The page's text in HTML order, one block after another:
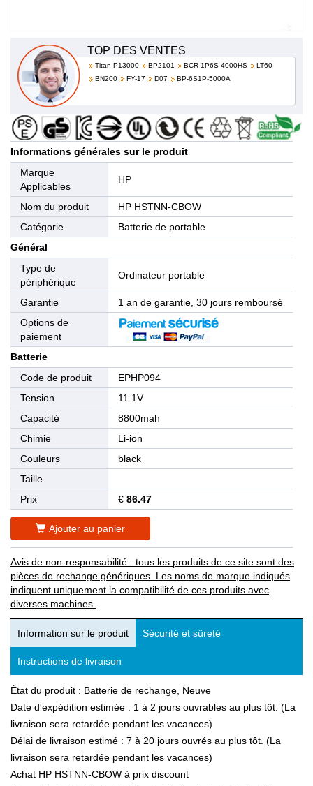
TOP DES VENTES
Titan-P13000 BP2101 BCR-1P6S-4000HS
LT60
BN200
FY-17 D07 BP-6S1P-5000A
Informations générales sur le produit
Marque
Applicables
HP
Nom du produit
HP HSTNN-CBOW
Catégorie
Batterie de portable
Général
Type de
périphérique
Ordinateur portable
Garantie
1 an de garantie, 30 jours remboursé
Options de
paiement
Batterie
Code de produit
EPHP094
Tension
11.1V
Capacité
8800mah
Chimie
Li-ion
Couleurs
black
Taille
Prix
€ 86.47
Ajouter au panier
Avis de non-responsabilité : tous les produits de ce site sont des
pièces de rechange génériques. Les noms de marque indiqués
indiquent uniquement la compatibilité de ces produits avec
diverses machines.
Information sur le produit Sécurité et sûreté
Instructions de livraison
État du produit : Batterie de rechange, Neuve
Date d'expédition estimée : 1 à 2 jours ouvrables au plus tôt. (La
livraison sera retardée pendant les vacances)
Délai de livraison estimé : 7 à 20 jours ouvrés au plus tôt. (La
livraison sera retardée pendant les vacances)
Achat HP HSTNN-CBOW à prix discount